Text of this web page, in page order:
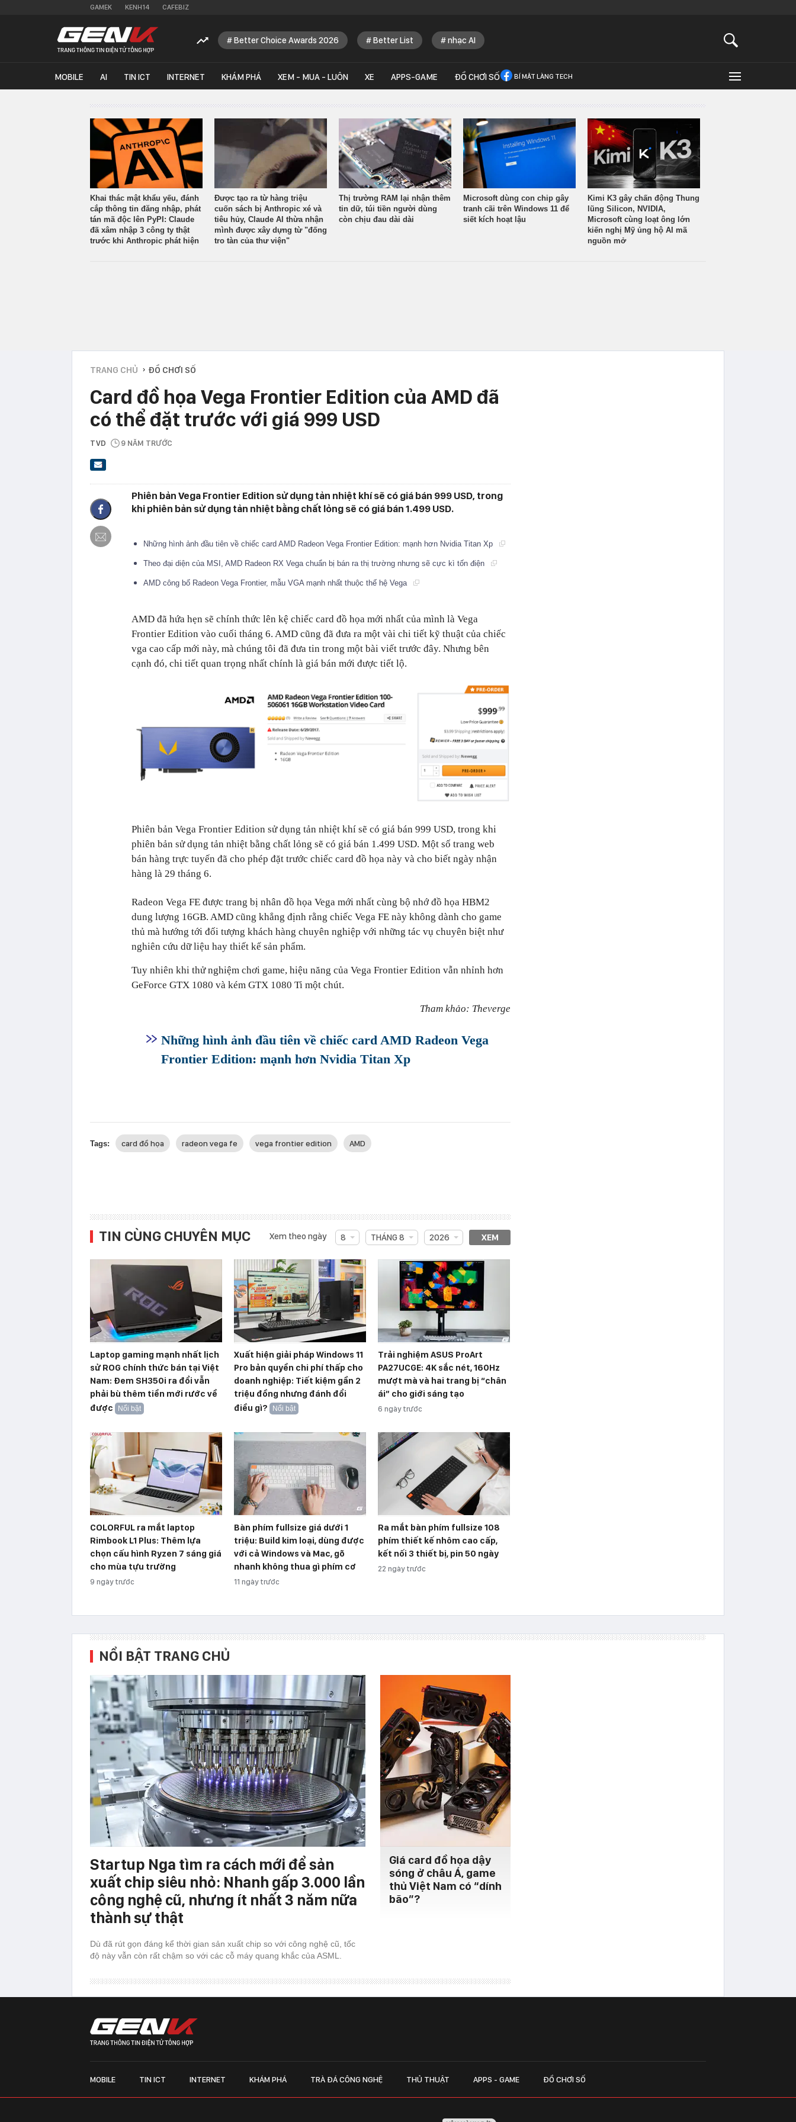
GAMEK KENH14 CAFEBIZ
Better Choice Awards 2026 Better List nhạc AI
MOBILE AI TIN ICT INTERNET KHÁM PHÁ XEM - MUA - LUÔN XE APPS-GAME ĐỒ CHƠI SỐ BÍ MẬT LÀNG TECH
Khai thác mật khẩu yếu, đánh
cắp thông tin đăng nhập, phát
tán mã độc lên PyPI: Claude
đã xâm nhập 3 công ty thật
trước khi Anthropic phát hiện
Được tạo ra từ hàng triệu
cuốn sách bị Anthropic xé và
tiêu hủy, Claude AI thừa nhận
mình được xây dựng từ "đống
tro tàn của thư viện"
Thị trường RAM lại nhận thêm
tin dữ, túi tiền người dùng
còn chịu đau dài dài
Microsoft dùng con chip gây
tranh cãi trên Windows 11 để
siết kích hoạt lậu
Kimi K3 gây chấn động Thung
lũng Silicon, NVIDIA,
Microsoft cùng loạt ông lớn
kiến nghị Mỹ ủng hộ AI mã
nguồn mở
TRANG CHỦ › ĐỒ CHƠI SỐ
Card đồ họa Vega Frontier Edition của AMD đã
có thể đặt trước với giá 999 USD
TVD 9 NĂM TRƯỚC
Phiên bản Vega Frontier Edition sử dụng tản nhiệt khí sẽ có giá bán 999 USD, trong
khi phiên bản sử dụng tản nhiệt bằng chất lỏng sẽ có giá bán 1.499 USD.
Những hình ảnh đầu tiên về chiếc card AMD Radeon Vega Frontier Edition: mạnh hơn Nvidia Titan Xp
Theo đại diện của MSI, AMD Radeon RX Vega chuẩn bị bán ra thị trường nhưng sẽ cực kì tốn điện
AMD công bố Radeon Vega Frontier, mẫu VGA mạnh nhất thuộc thế hệ Vega
AMD đã hứa hẹn sẽ chính thức lên kệ chiếc card đồ họa mới nhất của mình là Vega
Frontier Edition vào cuối tháng 6. AMD cũng đã đưa ra một vài chi tiết kỹ thuật của chiếc
vga cao cấp mới này, mà chúng tôi đã đưa tin trong một bài viết trước đây. Nhưng bên
cạnh đó, chi tiết quan trọng nhất chính là giá bán mới được tiết lộ.
Phiên bản Vega Frontier Edition sử dụng tản nhiệt khí sẽ có giá bán 999 USD, trong khi
phiên bản sử dụng tản nhiệt bằng chất lỏng sẽ có giá bán 1.499 USD. Một số trang web
bán hàng trực tuyến đã cho phép đặt trước chiếc card đồ họa này và cho biết ngày nhận
hàng là 29 tháng 6.
Radeon Vega FE được trang bị nhân đồ họa Vega mới nhất cùng bộ nhớ đồ họa HBM2
dung lượng 16GB. AMD cũng khẳng định rằng chiếc Vega FE này không dành cho game
thủ mà hướng tới đối tượng khách hàng chuyên nghiệp với những tác vụ chuyên biệt như
nghiên cứu dữ liệu hay thiết kế sản phẩm.
Tuy nhiên khi thử nghiệm chơi game, hiệu năng của Vega Frontier Edition vẫn nhỉnh hơn
GeForce GTX 1080 và kém GTX 1080 Ti một chút.
Tham khảo: Theverge
Những hình ảnh đầu tiên về chiếc card AMD Radeon Vega
Frontier Edition: mạnh hơn Nvidia Titan Xp
Tags: card đồ họa radeon vega fe vega frontier edition AMD
TIN CÙNG CHUYÊN MỤC Xem theo ngày 8 THÁNG 8 2026 XEM
Laptop gaming mạnh nhất lịch
sử ROG chính thức bán tại Việt
Nam: Đem SH350i ra đổi vẫn
phải bù thêm tiền mới rước về
được
Nổi bật
Xuất hiện giải pháp Windows 11
Pro bản quyền chi phí thấp cho
doanh nghiệp: Tiết kiệm gần 2
triệu đồng nhưng đánh đổi
điều gì?
Nổi bật
Trải nghiệm ASUS ProArt
PA27UCGE: 4K sắc nét, 160Hz
mượt mà và hai trang bị “chân
ái” cho giới sáng tạo
6 ngày trước
COLORFUL ra mắt laptop
Rimbook L1 Plus: Thêm lựa
chọn cấu hình Ryzen 7 sáng giá
cho mùa tựu trường
9 ngày trước
Bàn phím fullsize giá dưới 1
triệu: Build kim loại, dùng được
với cả Windows và Mac, gõ
nhanh không thua gì phím cơ
11 ngày trước
Ra mắt bàn phím fullsize 108
phím thiết kế nhôm cao cấp,
kết nối 3 thiết bị, pin 50 ngày
22 ngày trước
NỔI BẬT TRANG CHỦ
Startup Nga tìm ra cách mới để sản
xuất chip siêu nhỏ: Nhanh gấp 3.000 lần
công nghệ cũ, nhưng ít nhất 3 năm nữa
thành sự thật
Dù đã rút gọn đáng kể thời gian sản xuất chip so với công nghệ cũ, tốc
độ này vẫn còn rất chậm so với các cỗ máy quang khắc của ASML.
Giá card đồ họa dậy
sóng ở châu Á, game
thủ Việt Nam có “dính
bão”?
MOBILE TIN ICT INTERNET KHÁM PHÁ TRÀ ĐÁ CÔNG NGHỆ THỦ THUẬT APPS - GAME ĐỒ CHƠI SỐ